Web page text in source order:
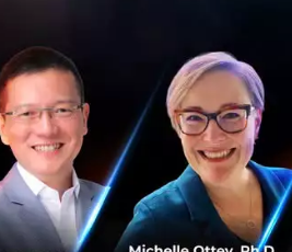
เพราะแม้ AI จะมีข้อมูล แต่ไม่มีมุม
สบการณ์ และนั่นคือโอกาสของแรง
กหลัง AI สิ่งสำคัญคือการ“เลิกพยา
มารถรู้ว่า AI ทำถูกหรือผิด และกล